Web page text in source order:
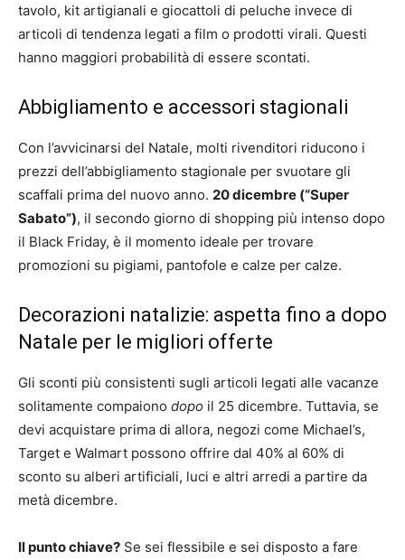
tavolo, kit artigianali e giocattoli di peluche invece di
articoli di tendenza legati a film o prodotti virali. Questi
hanno maggiori probabilità di essere scontati.
Abbigliamento e accessori stagionali
Con l’avvicinarsi del Natale, molti rivenditori riducono i
prezzi dell’abbigliamento stagionale per svuotare gli
scaffali prima del nuovo anno. 20 dicembre (“Super
Sabato”), il secondo giorno di shopping più intenso dopo
il Black Friday, è il momento ideale per trovare
promozioni su pigiami, pantofole e calze per calze.
Decorazioni natalizie: aspetta fino a dopo
Natale per le migliori offerte
Gli sconti più consistenti sugli articoli legati alle vacanze
solitamente compaiono dopo il 25 dicembre. Tuttavia, se
devi acquistare prima di allora, negozi come Michael’s,
Target e Walmart possono offrire dal 40% al 60% di
sconto su alberi artificiali, luci e altri arredi a partire da
metà dicembre.
Il punto chiave? Se sei flessibile e sei disposto a fare